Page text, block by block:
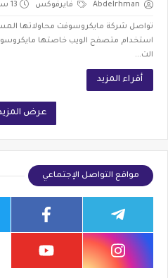
Abdelrhman فايرفوكس 13 سبتمبر 2018
تواصل شركة مايكروسوفت محاولاتها
الت...
أقراء المزيد
عرض
مواقع التواصل الإجتماعي